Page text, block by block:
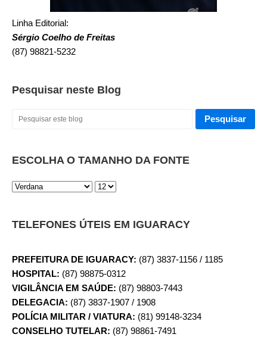
Linha Editorial:
Sérgio Coelho de Freitas
(87) 98821-5232
Pesquisar neste Blog
ESCOLHA O TAMANHO DA FONTE
TELEFONES ÚTEIS EM IGUARACY
PREFEITURA DE IGUARACY: (87) 3837-1156 / 1185
HOSPITAL: (87) 98875-0312
VIGILÂNCIA EM SAÚDE: (87) 98803-7443
DELEGACIA: (87) 3837-1907 / 1908
POLÍCIA MILITAR / VIATURA: (81) 99148-3234
CONSELHO TUTELAR: (87) 98861-7491